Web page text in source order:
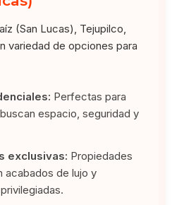
(San Lucas), Tejupilco,
variedad de opciones para
Perfectas para
espacio, seguridad y
exclusivas: Propiedades
acabados de lujo y